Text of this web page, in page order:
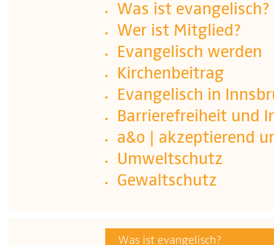
Was ist evangelisch?
Wer ist Mitglied?
Evangelisch werden
Kirchenbeitrag
Evangelisch in
Barrierefreiheit und
a&o | akzeptierend
Umweltschutz
Gewaltschutz
Was ist evangelisch?